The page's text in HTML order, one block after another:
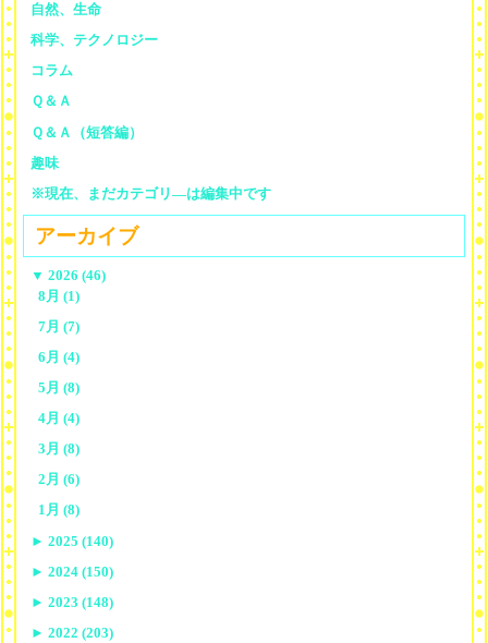
自然、生命
科学、テクノロジー
コラム
Ｑ＆Ａ
Ｑ＆Ａ（短答編）
趣味
※現在、まだカテゴリ—は編集中です
アーカイブ
▼ 2026 (46)
8月 (1)
7月 (7)
6月 (4)
5月 (8)
4月 (4)
3月 (8)
2月 (6)
1月 (8)
► 2025 (140)
► 2024 (150)
► 2023 (148)
► 2022 (203)